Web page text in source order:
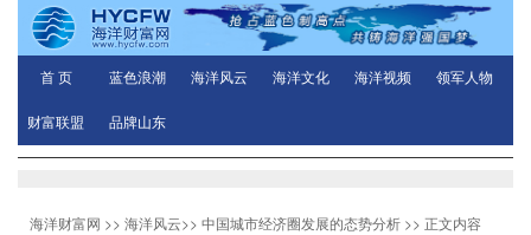
首 页 蓝色浪潮 海洋风云 海洋文化 海洋视频 领军人物
财富联盟 品牌山东
海洋财富网 >> 海洋风云>> 中国城市经济圈发展的态势分析 >> 正文内容